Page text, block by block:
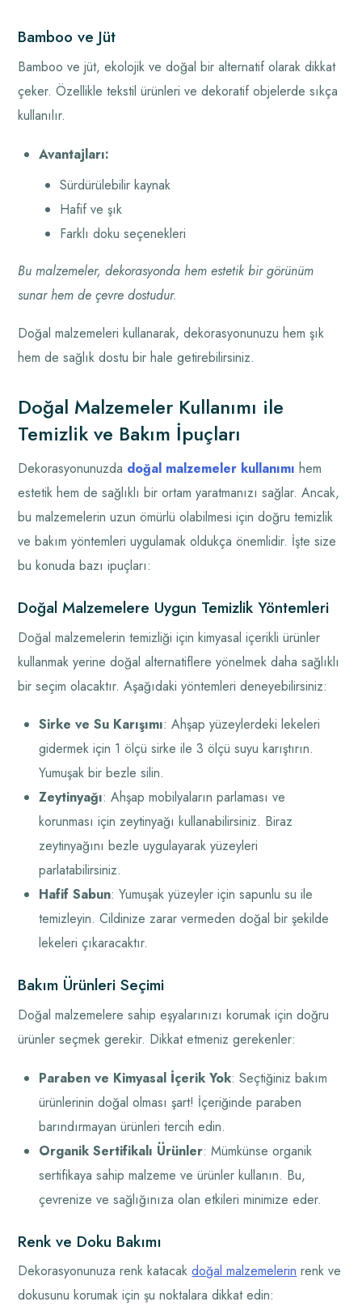
Bamboo ve Jüt
Bamboo ve jüt, ekolojik ve doğal bir alternatif olarak dikkat
çeker. Özellikle tekstil ürünleri ve dekoratif objelerde sıkça
kullanılır.
Avantajları:
Sürdürülebilir kaynak
Hafif ve şık
Farklı doku seçenekleri
Bu malzemeler, dekorasyonda hem estetik bir görünüm
sunar hem de çevre dostudur.
Doğal malzemeleri kullanarak, dekorasyonunuzu hem şık
hem de sağlık dostu bir hale getirebilirsiniz.
Doğal Malzemeler Kullanımı ile
Temizlik ve Bakım İpuçları
Dekorasyonunuzda doğal malzemeler kullanımı hem
estetik hem de sağlıklı bir ortam yaratmanızı sağlar. Ancak,
bu malzemelerin uzun ömürlü olabilmesi için doğru temizlik
ve bakım yöntemleri uygulamak oldukça önemlidir. İşte size
bu konuda bazı ipuçları:
Doğal Malzemelere Uygun Temizlik Yöntemleri
Doğal malzemelerin temizliği için kimyasal içerikli ürünler
kullanmak yerine doğal alternatiflere yönelmek daha sağlıklı
bir seçim olacaktır. Aşağıdaki yöntemleri deneyebilirsiniz:
Sirke ve Su Karışımı: Ahşap yüzeylerdeki lekeleri
gidermek için 1 ölçü sirke ile 3 ölçü suyu karıştırın.
Yumuşak bir bezle silin.
Zeytinyağı: Ahşap mobilyaların parlaması ve
korunması için zeytinyağı kullanabilirsiniz. Biraz
zeytinyağını bezle uygulayarak yüzeyleri
parlatabilirsiniz.
Hafif Sabun: Yumuşak yüzeyler için sapunlu su ile
temizleyin. Cildinize zarar vermeden doğal bir şekilde
lekeleri çıkaracaktır.
Bakım Ürünleri Seçimi
Doğal malzemelere sahip eşyalarınızı korumak için doğru
ürünler seçmek gerekir. Dikkat etmeniz gerekenler:
Paraben ve Kimyasal İçerik Yok: Seçtiğiniz bakım
ürünlerinin doğal olması şart! İçeriğinde paraben
barındırmayan ürünleri tercih edin.
Organik Sertifikalı Ürünler: Mümkünse organik
sertifikaya sahip malzeme ve ürünler kullanın. Bu,
çevrenize ve sağlığınıza olan etkileri minimize eder.
Renk ve Doku Bakımı
Dekorasyonunuza renk katacakdoğal malzemelerin renk ve
dokusunu korumak için şu noktalara dikkat edin: